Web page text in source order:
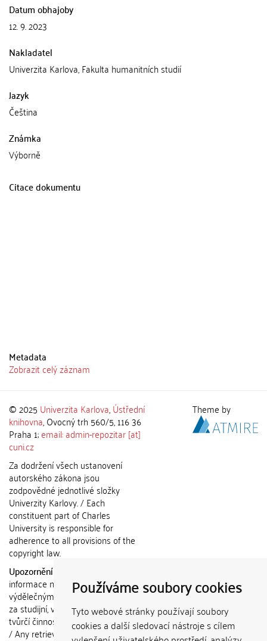
Používáme soubory cookies
Tyto webové stránky používají soubory
cookies a další sledovací nástroje s cílem
Datum obhajoby
12. 9. 2023
Nakladatel
Univerzita Karlova, Fakulta humanitních studií
Jazyk
Čeština
Známka
Výborně
Citace dokumentu
Metadata
Zobrazit celý záznam
© 2025 Univerzita Karlova,Ústřední
knihovna, Ovocný trh 560/5, 116 36
Praha 1;email: admin-repozitar [at]
cuni.cz
Za dodržení všech ustanovení
autorského zákona jsou
zodpovědné jednotlivé složky
Univerzity Karlovy. / Each
constituent part of Charles
University is responsible for
adherence to all provisions of the
copyright law.
Upozornění / Notice:
informace nemohou být použity k
výdělečným účelům nebo vydávány
za studijní, vědeckou nebo jinou
tvůrčí činnost jiné osoby než autora.
/ Any retrieved information shall not
Theme by